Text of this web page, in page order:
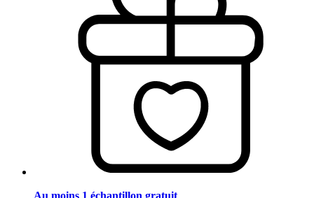
Au moins 1 échantillon gratuit